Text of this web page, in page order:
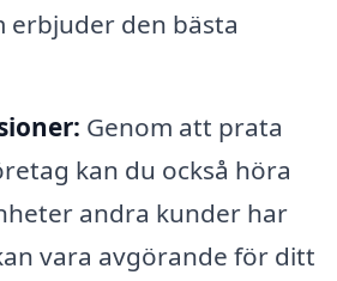
erbjuder den bästa
Genom att prata
kan du också höra
andra kunder har
vara avgörande för ditt